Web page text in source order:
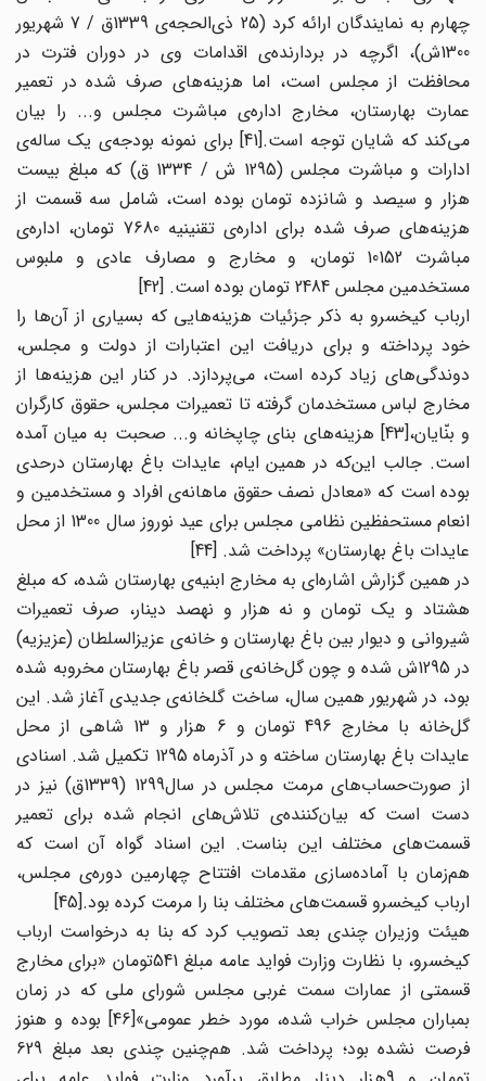
چهارم به نمایندگان ارائه کرد (25 ذی‌الحجه‌ی 1339ق / 7 شهریور
1300ش)، اگرچه در بردارنده‌ی اقدامات وی در دوران فترت در
محافظت از مجلس است، اما هزینه‌های صرف شده در تعمیر
عمارت بهارستان، مخارج اداره‌ی مباشرت مجلس و... را بیان
می‌کند که شایان توجه است.[41] برای نمونه بودجه‌ی یک ساله‌ی
ادارات و مباشرت مجلس (1295 ش / 1334 ق) که مبلغ بیست
هزار و سیصد و شانزده تومان بوده است، شامل سه قسمت از
هزینه‌های صرف شده برای اداره‌ی تقنینیه 7680 تومان، اداره‌ی
مباشرت 10152 تومان، و مخارج و مصارف عادی و ملبوس
مستخدمین مجلس 2484 تومان بوده است. [42]
ارباب کیخسرو به ذکر جزئیات هزینه‌هایی که بسیاری از آن‌ها را
خود پرداخته و برای دریافت این اعتبارات از دولت و مجلس،
دوندگی‌های زیاد کرده است، می‌پردازد. در کنار این هزینه‌ها از
مخارج لباس مستخدمان گرفته تا تعمیرات مجلس، حقوق کارگران
و بنّایان،[43] هزینه‌های بنای چاپخانه و... صحبت به میان ‌آمده
است. جالب این‌که در همین ایام، عایدات باغ بهارستان درحدی
بوده است که «معادل نصف حقوق ماهانه‌ی افراد و مستخدمین و
انعام مستحفظین نظامی مجلس برای عید نوروز سال 1300 از محل
عایدات باغ بهارستان» پرداخت شد. [44]
در همین گزارش اشاره‌ای به مخارج ابنیه‌ی بهارستان شده، که مبلغ
هشتاد و یک تومان و نه هزار و نهصد دینار، صرف تعمیرات
شیروانی و دیوار بین باغ بهارستان و خانه‌ی عزیزالسلطان (عزیزیه)
در 1295ش شده و چون گل‌خانه‌ی قصر باغ بهارستان مخروبه شده
بود، در شهریور همین سال، ساخت گلخانه‌ی جدیدی آغاز شد. این
گل‌خانه با مخارج 496 تومان و 6 هزار و 13 شاهی از محل
عایدات باغ بهارستان ساخته و در آذرماه 1295 تکمیل شد. اسنادی
از صورت‌حساب‌های مرمت مجلس در سال1299 (1339ق) نیز در
دست است که بیان‌کننده‌ی تلاش‌های انجام شده برای تعمیر
قسمت‌های مختلف این بناست. این اسناد گواه آن است که
هم‌زمان با آماده‌سازی مقدمات افتتاح چهارمین دوره‌ی مجلس،
ارباب کیخسرو قسمت‌های مختلف بنا را مرمت کرده بود.[45]
هیئت وزیران چندی بعد تصویب کرد که بنا به درخواست ارباب
کیخسرو، با نظارت وزارت فواید عامه مبلغ 541تومان «برای مخارج
قسمتی از عمارات سمت غربی مجلس شورای ملی که در زمان
بمباران مجلس خراب شده، مورد خطر عمومی»[46] بوده و هنوز
فرصت نشده بود؛ پرداخت شد. هم‌چنین چندی بعد مبلغ 629